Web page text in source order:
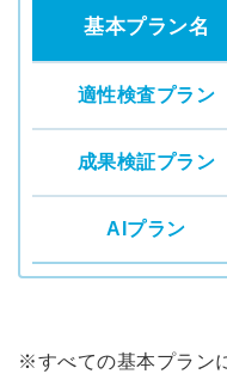
基本プラン名
適性検査プラン
成果検証プラン
AIプラン
※すべての基本プラン